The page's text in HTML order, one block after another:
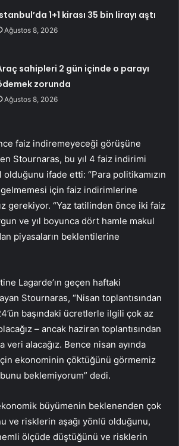
1+1 kirası 35 bin lirayı aştı
Ağustos 8, 2026
sahipleri 2 gün içinde o parayı
zorunda
Ağustos 8, 2026
faiz indiremeyeceği görüşüne
Stournaras, bu yıl 4 faiz indirimi
olduğunu ifade etti: “Para politikamızın
gelmemesi için faiz indirimlerine
gerekiyor. “Yaz tatilinden önce iki faiz
ve yıl boyunca dört hamle makul
piyasaların beklentilerine
Lagarde’ın geçen haftaki
Stournaras, “Nisan toplantısından
başındaki ücretlerle ilgili çok az
– ancak haziran toplantısından
veri alacağız. Bence nisan ayında
ekonominin çöktüğünü görmemiz
beklemiyorum” dedi.
büyümenin beklenenden çok
ve risklerin aşağı yönlü olduğunu,
ölçüde düştüğünü ve risklerin